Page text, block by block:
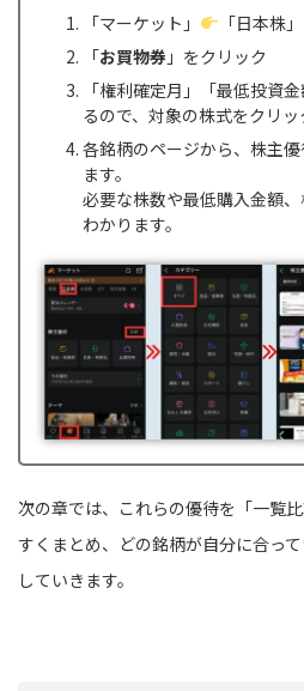
「マーケット」 「日本株」
「お買物券 」をクリック
「権利確定月」「最低投資
るので、対象の株式をクリッ
各銘柄のページから、株主
ます。
必要な株数や最低購入金額
わかります。
次の章では、これらの優待を「一覧
すくまとめ、どの銘柄が自分に合っ
していきます。